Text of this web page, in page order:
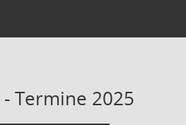
Termine 2025